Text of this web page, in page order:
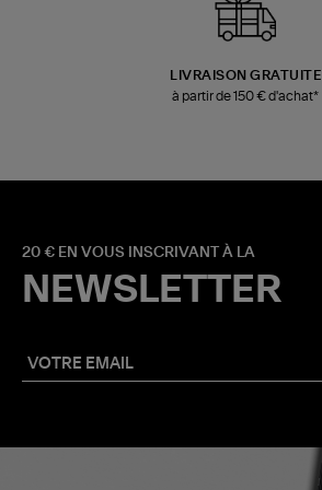
LIVRAISON GRATUITE
à partir de 150 € d'achat*
20 € EN VOUS INSCRIVANT À LA
NEWSLETTER